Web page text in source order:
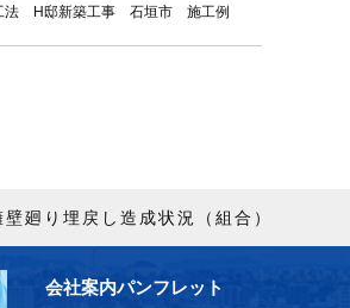
法 H邸新築工事 石垣市 施工例
廻り埋戻し造成状況（組合）
会社案内パンフレット